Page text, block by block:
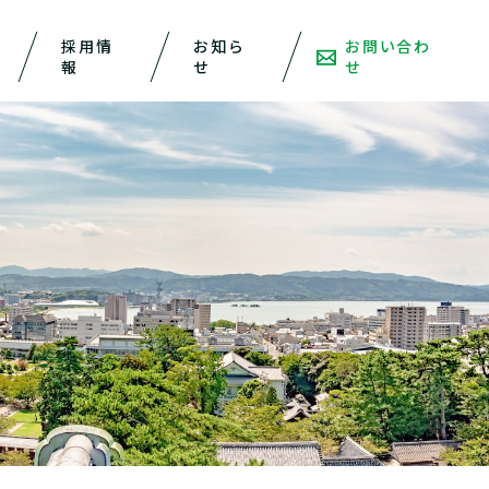
採用情
報
お知ら
せ
お問い合わ
せ